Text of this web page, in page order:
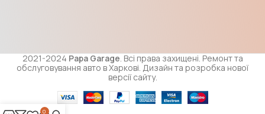
2021-2024 Papa Garage. Всі права захищені. Ремонт та
обслуговування авто в Харкові. Дизайн та розробка нової
версії сайту.
0